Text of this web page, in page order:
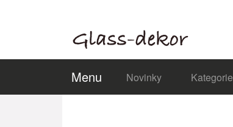
Menu Novinky Kategorie